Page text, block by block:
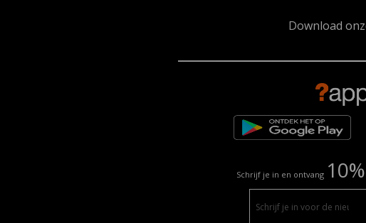
Download
Schrijf je in en ontvang